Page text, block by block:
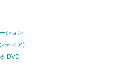
ション
ティア)
DVD-